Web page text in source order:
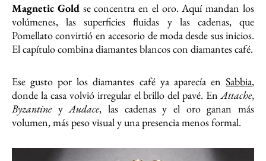
Magnetic Goldse concentra en el oro. Aquí mandan los
volúmenes, las superficies fluidas y las cadenas, que
Pomellato convirtió en accesorio de moda desde sus inicios.
El capítulo combina diamantes blancos con diamantes café.
Ese gusto por los diamantes café ya aparecía en Sabbia,
donde la casa volvió irregular el brillo del pavé. EnAttache,
ByzantineyAudace, las cadenas y el oro ganan más
volumen, más peso visual y una presencia menos formal.